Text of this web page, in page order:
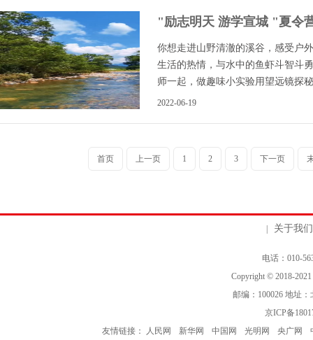
"励志明天 游学宣城 "夏
你想走进山野清澈的溪谷，感受户
生活的热情，与水中的鱼虾斗智斗
师一起，做趣味小实验用望远镜探
2022-06-19
首页 上一页 1 2 3 下一页
关于我们
电话：010-
Copyright © 2018-2021
邮编：100026 地址
京ICP备
友情链接：
人民网 新华网 中国网 光明网 央广网